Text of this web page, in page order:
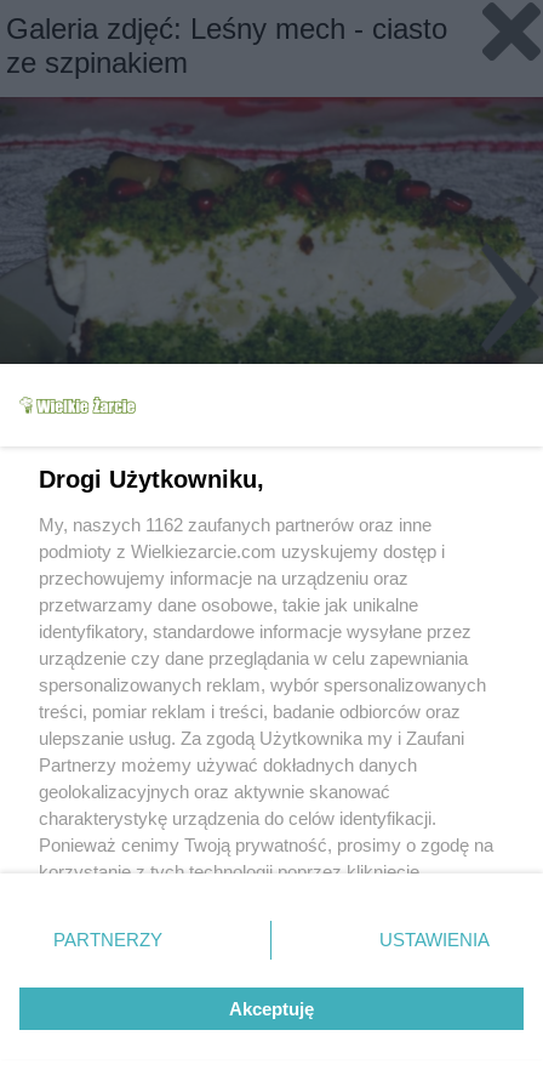
Galeria zdjęć: Leśny mech - ciasto
ze szpinakiem
Slajd 1/4
Drogi Użytkowniku,
My, naszych 1162 zaufanych partnerów oraz inne
podmioty z Wielkiezarcie.com uzyskujemy dostęp i
przechowujemy informacje na urządzeniu oraz
przetwarzamy dane osobowe, takie jak unikalne
identyfikatory, standardowe informacje wysyłane przez
urządzenie czy dane przeglądania w celu zapewniania
spersonalizowanych reklam, wybór spersonalizowanych
treści, pomiar reklam i treści, badanie odbiorców oraz
ulepszanie usług. Za zgodą Użytkownika my i Zaufani
Partnerzy możemy używać dokładnych danych
geolokalizacyjnych oraz aktywnie skanować
charakterystykę urządzenia do celów identyfikacji.
Ponieważ cenimy Twoją prywatność, prosimy o zgodę na
korzystanie z tych technologii poprzez kliknięcie
zmienić/wycofać klikając przycisk ustawień prywatności
znajdujący się w lewym dolnym rogu strony
rodzaje przetwarzania danych nie wymagają zgody
użytkownika, ale masz prawo sprzeciwić się takiemu
przetwarzaniu. Preferencje będą miały zastosowania tylko
PARTNERZY USTAWIENIA
Akceptuję